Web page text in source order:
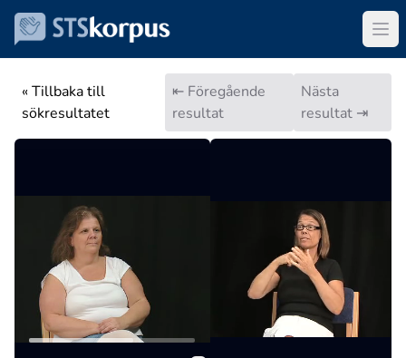
« Tillbaka till
sökresultatet
⇤ Föregående
resultat
Nästa
resultat ⇥